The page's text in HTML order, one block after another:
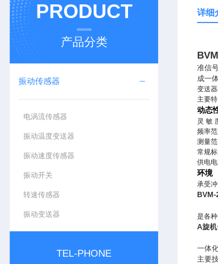
PRODUCT
产品分类
振动传感器
电涡流传感器
振动温度变送器
振动速度传感器
振动开关
转速传感器
振动变送器
TEL-PHONE
详细
准信
成一
变送
主要
动态
灵 敏
频率
测量
常规
供电
环境
承受冲
BVM-
是各
A旋
一体
主要